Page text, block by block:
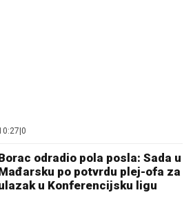
0
odradio pola posla: Sada u
po potvrdu plej-ofa za
u Konferencijsku ligu